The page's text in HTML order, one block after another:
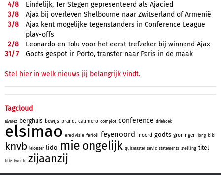
4/8
Eindelijk, Ter Stegen gepresenteerd als Ajacied
3/8
Ajax bij overleven Shelbourne naar Zwitserland of Armenië
3/8
Ajax kent mogelijke tegenstanders in Conference League
play-offs
2/8
Leonardo en Tolu voor het eerst trefzeker bij winnend Ajax
31/7 Godts gespot in Porto, transfer naar Paris in de maak
Stel hier in welk nieuws jij belangrijk vindt.
Tagcloud
alvarez berghuis bewijs brandt calimero complot conference driehoek
elsimao eredivisie farioli feyenoord fnoord godts groningen jong kiki
knvb leicester lido mie ongelijk quizmaster sevic statements stelling titel
title twente zijaanzij